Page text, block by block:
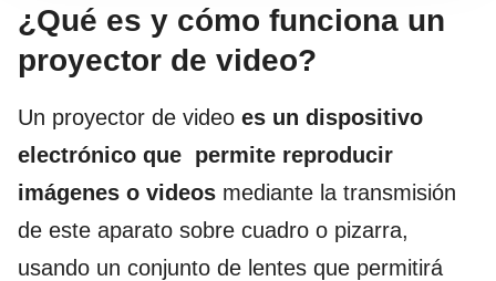
¿Qué es y cómo funciona un
proyector de video?
Un proyector de video es un dispositivo
electrónico que permite reproducir
imágenes o videos mediante la transmisión
de este aparato sobre cuadro o pizarra,
usando un conjunto de lentes que permitirá